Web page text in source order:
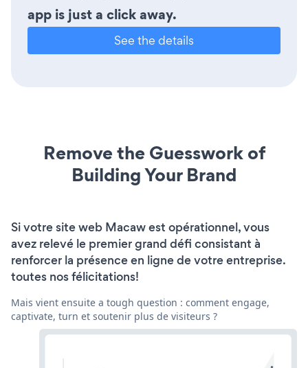
app is just a click away.
See the details
Remove the Guesswork of
Building Your Brand
Si votre site web Macaw est opérationnel, vous
avez relevé le premier grand défi consistant à
renforcer la présence en ligne de votre entreprise.
toutes nos félicitations!
Mais vient ensuite a tough question : comment engage,
captivate, turn et soutenir plus de visiteurs ?